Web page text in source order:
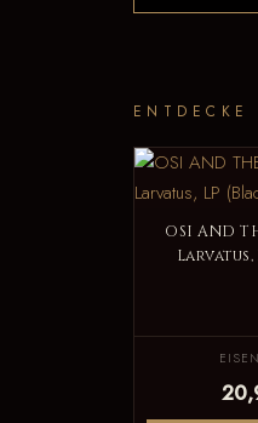
OSI AND
Larvatus,